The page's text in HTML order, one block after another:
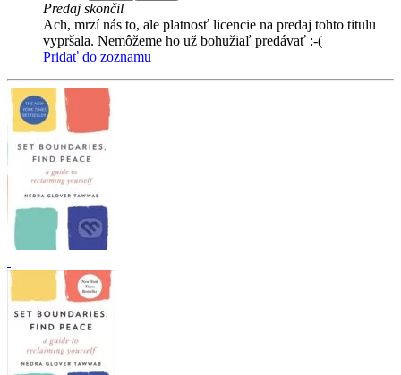
Predaj skončil
Ach, mrzí nás to, ale platnosť licencie na predaj tohto titulu
vypršala. Nemôžeme ho už bohužiaľ predávať :-(
Pridať do zoznamu